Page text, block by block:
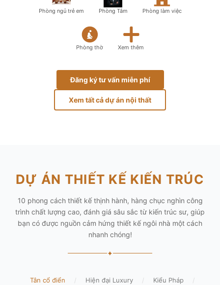
Phòng ngủ trẻ em Phòng Tắm Phòng làm việc
Phòng thờ Xem thêm
Đăng ký tư vấn miễn phí
Xem tất cả dự án nội thất
DỰ ÁN THIẾT KẾ KIẾN TRÚC
10 phong cách thiết kế thịnh hành, hàng chục nghìn công
trình chất lượng cao, đánh giá sâu sắc từ kiến trúc sư, giúp
bạn có được nguồn cảm hứng thiết kế ngôi nhà một cách
nhanh chóng!
✦
Tân cổ điển / Hiện đại Luxury / Kiểu Pháp /